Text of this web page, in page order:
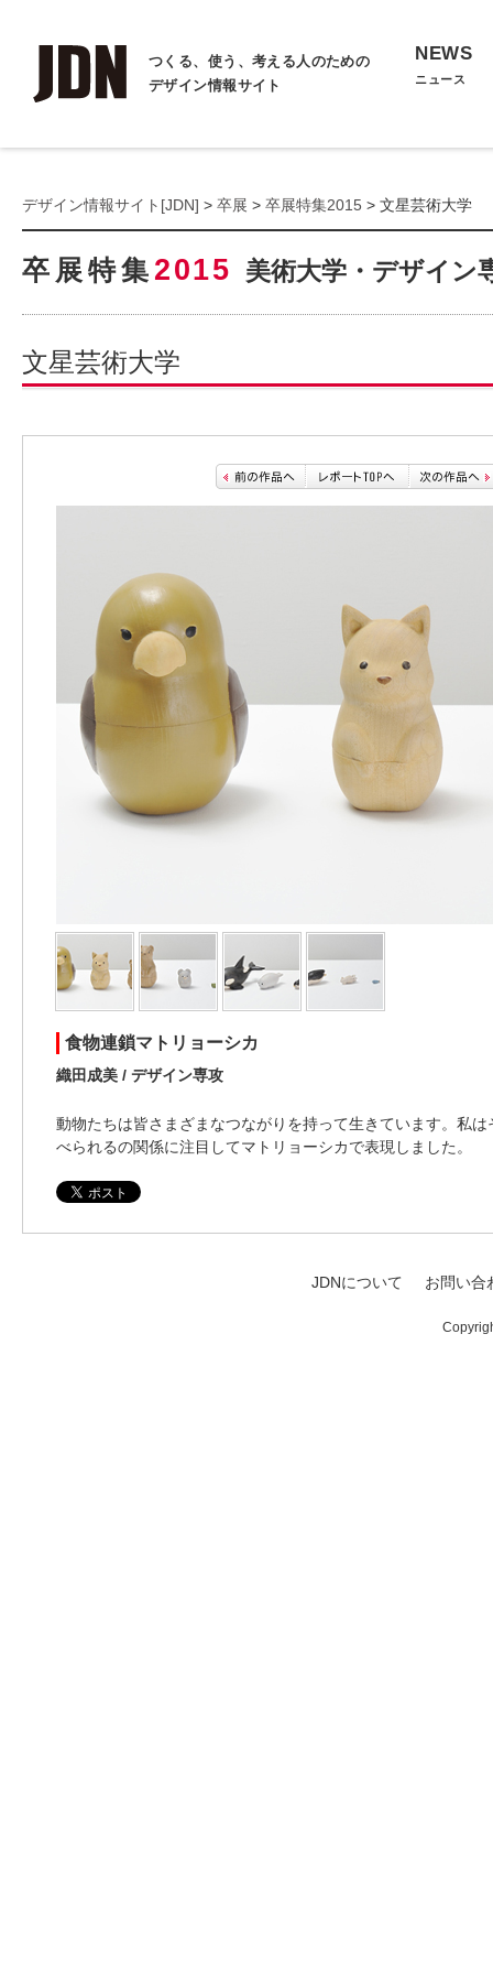
つくる、使う、考える人のための
デザイン情報サイト
NEWS
ニュース
デザイン情報サイト[JDN] > 卒展 > 卒展特集2015 > 文星芸術大学
卒展特集 2015 美術大学・デザイン
文星芸術大学
食物連鎖マトリョーシカ
織田成美 / デザイン専攻
動物たちは皆さまざまなつながりを持って生きています。私
べられるの関係に注目してマトリョーシカで表現しました。
JDNについて お問い合